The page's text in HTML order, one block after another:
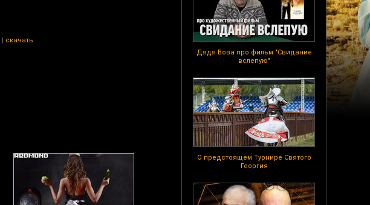
Дядя Вова про фильм "Свидание
вслепую"
О предстоящем Турнире Святого
Георгия
| скачать